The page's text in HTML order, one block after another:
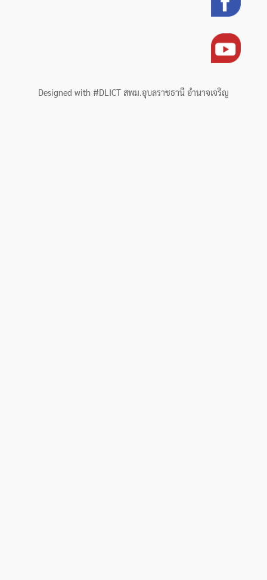
Designed with #DLICT สพม.อุบลราชธานี อำนาจเจริญ